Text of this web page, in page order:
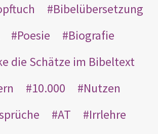
Bibelübersetzung
Poesie
Biografie
die Schätze im Bibeltext
10.000
Nutzen
AT
Irrlehre